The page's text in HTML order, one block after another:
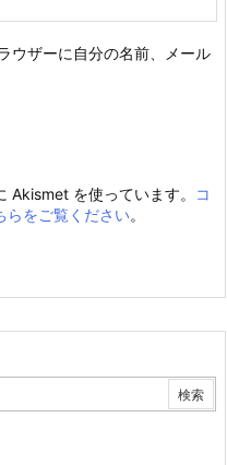
ウザーに自分の名前、メール
Akismet を使っています。
コ
らをご覧ください。